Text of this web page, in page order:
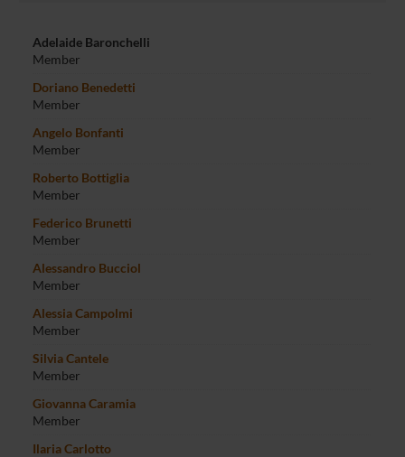
Adelaide Baronchelli
Member
Doriano Benedetti
Member
Angelo Bonfanti
Member
Roberto Bottiglia
Member
Federico Brunetti
Member
Alessandro Bucciol
Member
Alessia Campolmi
Member
Silvia Cantele
Member
Giovanna Caramia
Member
Ilaria Carlotto